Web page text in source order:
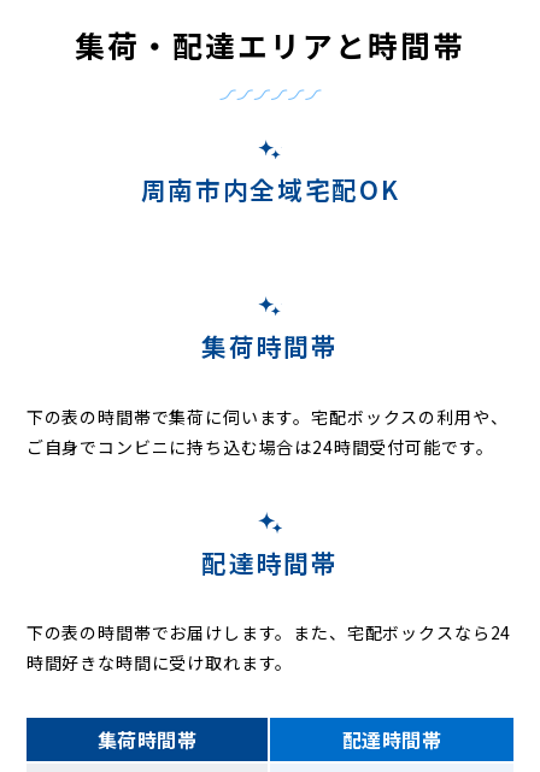
集荷・配達エリアと時間帯
周南市内全域宅配OK
集荷時間帯
下の表の時間帯で集荷に伺います。宅配ボックスの利用や、
ご自身でコンビニに持ち込む場合は24時間受付可能です。
配達時間帯
下の表の時間帯でお届けします。また、宅配ボックスなら24
時間好きな時間に受け取れます。
集荷時間帯 配達時間帯